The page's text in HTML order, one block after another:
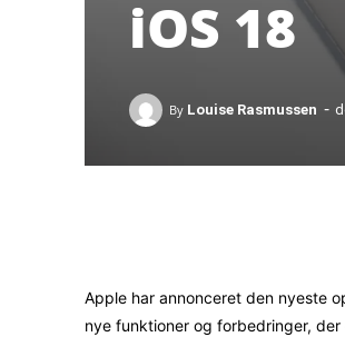
iOS 18
By Louise Rasmussen -
Apple har annonceret den nyeste
nye funktioner og forbedringer,